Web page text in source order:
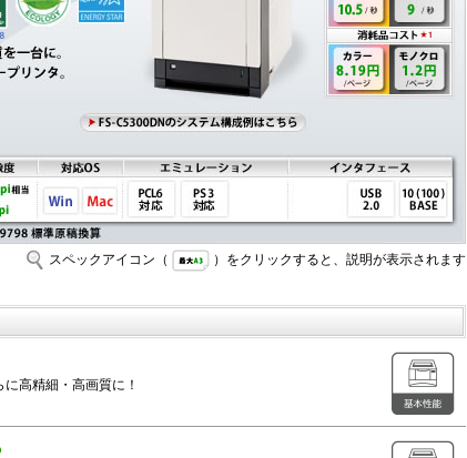
スペックアイコン（ ）をクリックすると、説明が表示されます
高精細・高画質に！